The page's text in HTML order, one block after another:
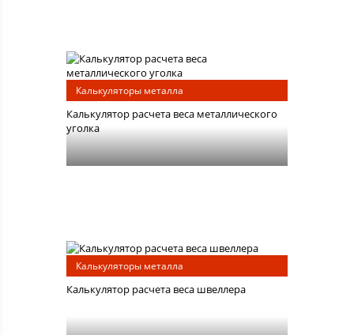
Калькуляторы металла
Калькулятор расчета веса металлического
уголка
Калькуляторы металла
Калькулятор расчета веса швеллера